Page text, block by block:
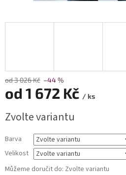
od 3 026 Kč –44 %
od 1 672 Kč / ks
cena:
Zvolte variantu
Barva
Velikost
Můžeme doručit do: Zvolte variantu